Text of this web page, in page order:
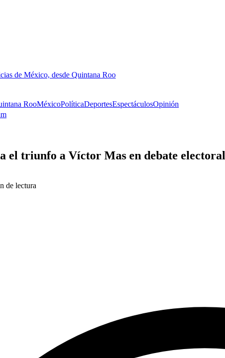
de México, desde Quintana Roo
RooMéxicoPolíticaDeportesEspectáculosOpinión
el triunfo a Víctor Mas en debate electoral
de lectura